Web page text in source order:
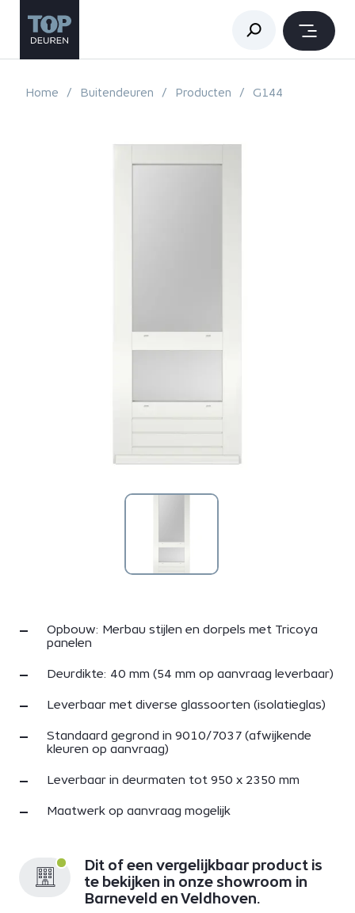
Home Buitendeuren Producten G144
Opbouw: Merbau stijlen en dorpels met Tricoya
panelen
Deurdikte: 40 mm (54 mm op aanvraag leverbaar)
Leverbaar met diverse glassoorten (isolatieglas)
Standaard gegrond in 9010/7037 (afwijkende
kleuren op aanvraag)
Leverbaar in deurmaten tot 950 x 2350 mm
Maatwerk op aanvraag mogelijk
Dit of een vergelijkbaar product is
te bekijken in onze showroom in
Barneveld en Veldhoven.